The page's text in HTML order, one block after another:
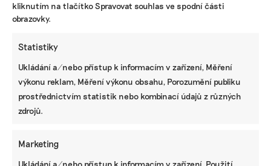
kliknutím na tlačítko Spravovat souhlas ve spodní části
obrazovky.
Statistiky
Ukládání a/nebo přístup k informacím v zařízení, Měření
výkonu reklam, Měření výkonu obsahu, Porozumění publiku
prostřednictvím statistik nebo kombinací údajů z různých
zdrojů.
Marketing
Ukládání a/nebo přístup k informacím v zařízení, Použití
BRANDNEWS
Ani trend, ani povinnost. Udržitelnost je
způsob, jak řídit firmu do budoucna a zvyšovat
její hodnotu, říká expertka